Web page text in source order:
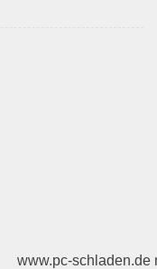
www.pc-schladen.de